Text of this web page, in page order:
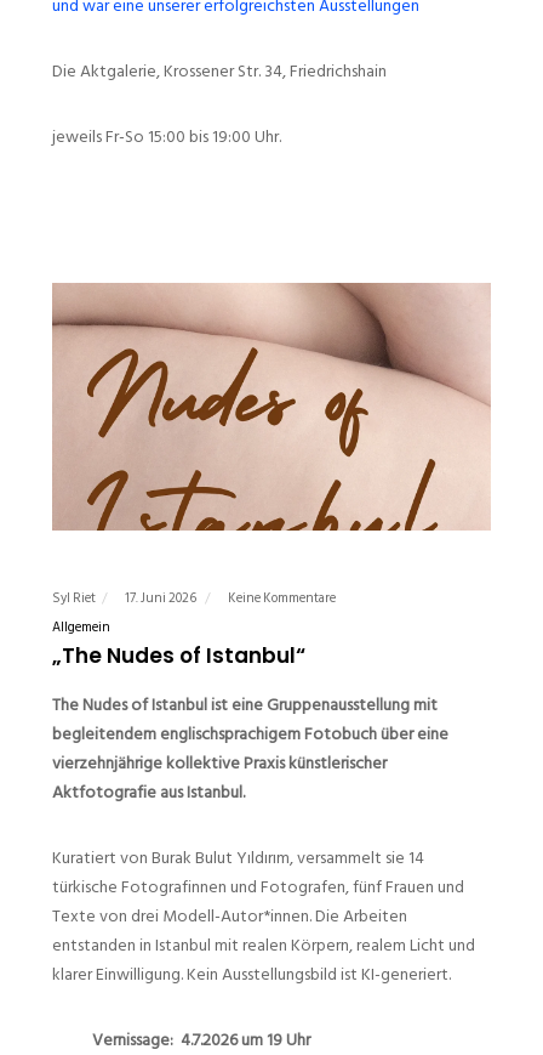
und war eine unserer erfolgreichsten Ausstellungen
Die Aktgalerie, Krossener Str. 34, Friedrichshain
jeweils Fr-So 15:00 bis 19:00 Uhr.
Syl Riet 17. Juni 2026
Keine Kommentare
Allgemein
„The Nudes of Istanbul“
The Nudes of Istanbul ist eine Gruppenausstellung mit
begleitendem englischsprachigem Fotobuch über eine
vierzehnjährige kollektive Praxis künstlerischer
Aktfotografie aus Istanbul.
Kuratiert von Burak Bulut Yıldırım, versammelt sie 14
türkische Fotografinnen und Fotografen, fünf Frauen und
Texte von drei Modell-Autor*innen. Die Arbeiten
entstanden in Istanbul mit realen Körpern, realem Licht und
klarer Einwilligung. Kein Ausstellungsbild ist KI-generiert.
Vernissage: 4.7.2026um 19 Uhr